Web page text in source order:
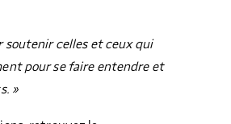
soutenir celles et ceux qui
pour se faire entendre et
»